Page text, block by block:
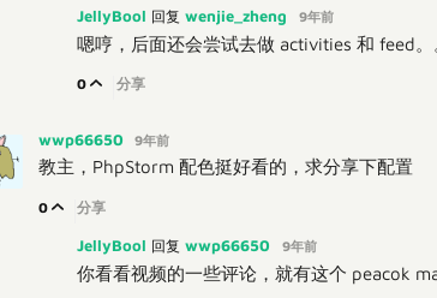
JellyBool 回复 wenjie_zheng 9年前
嗯哼，后面还会尝试去做 activities 和 feed。
0 分享
wwp66650 9年前
教主，PhpStorm 配色挺好看的，求分享下配置
0 分享
JellyBool 回复 wwp66650 9年前
你看看视频的一些评论，就有这个 peacok